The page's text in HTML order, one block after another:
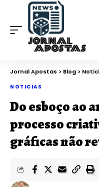
Jornal Apostas > Blog >
NOTICIAS
Do esboço ao
processo
gráficas não